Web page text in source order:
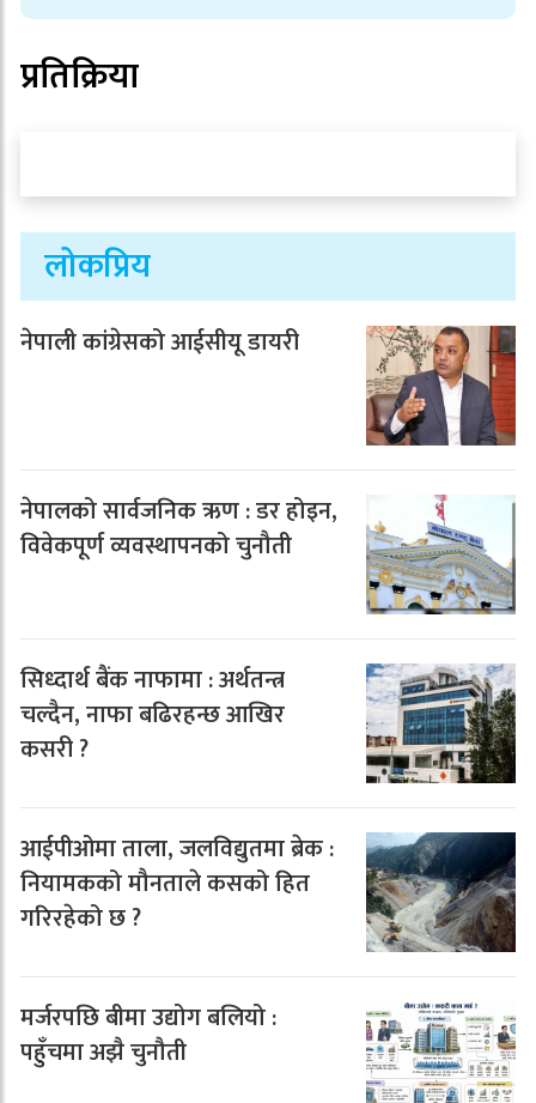
प्रतिक्रिया
लोकप्रिय
नेपाली कांग्रेसको आईसीयू डायरी
नेपालको सार्वजनिक ऋण : डर होइन,
विवेकपूर्ण व्यवस्थापनको चुनौती
सिध्दार्थ बैंक नाफामा : अर्थतन्त्र
चल्दैन, नाफा बढिरहन्छ आखिर
कसरी ?
आईपीओमा ताला, जलविद्युतमा ब्रेक :
नियामकको मौनताले कसको हित
गरिरहेको छ ?
मर्जरपछि बीमा उद्योग बलियो :
पहुँचमा अझै चुनौती